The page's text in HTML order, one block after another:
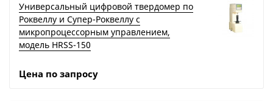
Универсальный цифровой твердомер по
Роквеллу и Супер-Роквеллу с
микропроцессорным управлением,
модель HRSS-150
Цена по запросу